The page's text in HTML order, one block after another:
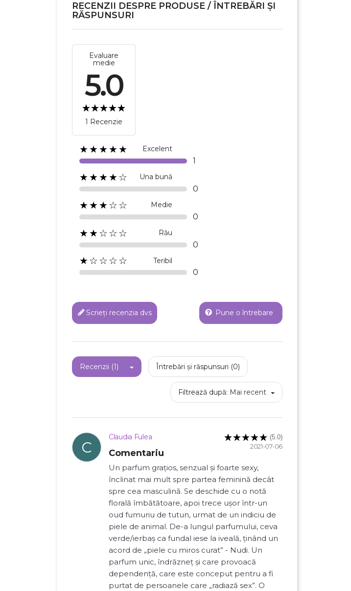
RECENZII DESPRE PRODUSE / ÎNTREBĂRI ȘI
RĂSPUNSURI
Evaluare
medie
5.0
1 Recenzie
★★★★★ Excelent
1
★★★★☆ Una bună
0
★★★☆☆ Medie
0
★★☆☆☆ Rău
0
★☆☆☆☆ Teribil
0
Scrieți recenzia dvs Pune o întrebare
Recenzii (1) Întrebări și răspunsuri (0)
Filtrează după: Mai recent
C
Claudia Fulea (5.0)
2021-07-06
Comentariu
Un parfum grațios, senzual și foarte sexy,
înclinat mai mult spre partea feminină decât
spre cea masculină. Se deschide cu o notă
florală îmbătătoare, apoi trece ușor într-un
oud fumuriu de tutun, urmat de un indiciu de
piele de animal. De-a lungul parfumului, ceva
verde/ierbaș ca fundal iese la iveală, ținând un
acord de „piele cu miros curat” - Nudi. Un
parfum unic, îndrăzneț și care provoacă
dependență, care este conceput pentru a fi
purtat de persoanele care „radiază sex”. O
Creeaza o lista de dorinte
Anuleaza